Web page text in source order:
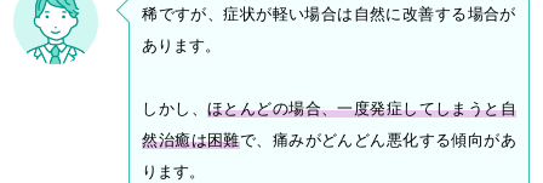
稀ですが、症状が軽い場合は自然に改善する場合が
あります。
しかし、 ほとんどの場合、一度発症してしまうと自
然治癒は困難で、痛みがどんどん悪化する傾向があ
ります。